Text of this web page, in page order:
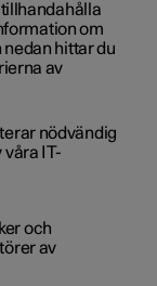
om
hittar du
av
nödvändig
våra IT-
och
av